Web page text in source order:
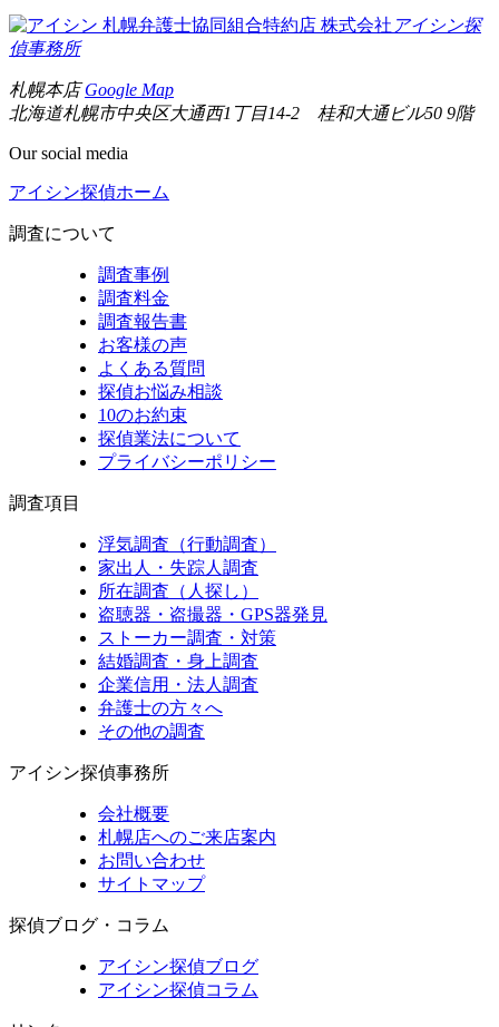
札幌弁護士協同組合特約店 株式会社 アイシン探
偵事務所
札幌本店Google Map
北海道札幌市中央区大通西1丁目14-2 桂和大通ビル50 9階
Our social media
アイシン探偵ホーム
調査について
調査事例
調査料金
調査報告書
お客様の声
よくある質問
探偵お悩み相談
10のお約束
探偵業法について
プライバシーポリシー
調査項目
浮気調査（行動調査）
家出人・失踪人調査
所在調査（人探し）
盗聴器・盗撮器・GPS器発見
ストーカー調査・対策
結婚調査・身上調査
企業信用・法人調査
弁護士の方々へ
その他の調査
アイシン探偵事務所
会社概要
札幌店へのご来店案内
お問い合わせ
サイトマップ
探偵ブログ・コラム
アイシン探偵ブログ
アイシン探偵コラム